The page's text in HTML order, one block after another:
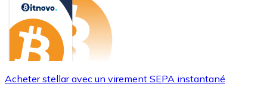
Acheter stellar avec un virement SEPA instantané